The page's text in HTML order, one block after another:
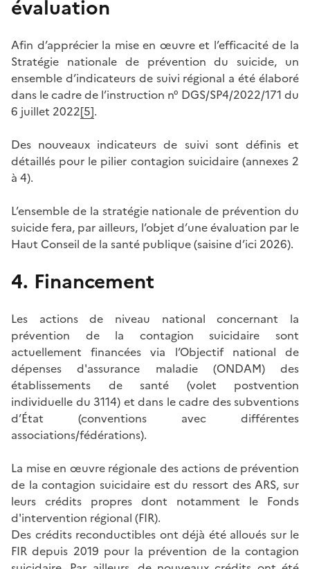
évaluation
Afin d’apprécier la mise en œuvre et l’efficacité de la
Stratégie nationale de prévention du suicide, un
ensemble d’indicateurs de suivi régional a été élaboré
dans le cadre de l’instruction n° DGS/SP4/2022/171 du
6 juillet 2022[5].
Des nouveaux indicateurs de suivi sont définis et
détaillés pour le pilier contagion suicidaire (annexes 2
à 4).
L’ensemble de la stratégie nationale de prévention du
suicide fera, par ailleurs, l’objet d’une évaluation par le
Haut Conseil de la santé publique (saisine d’ici 2026).
4. Financement
Les actions de niveau national concernant la
prévention de la contagion suicidaire sont
actuellement financées via l’Objectif national de
dépenses d'assurance maladie (ONDAM) des
établissements de santé (volet postvention
individuelle du 3114) et dans le cadre des subventions
d’État (conventions avec différentes
associations/fédérations).
La mise en œuvre régionale des actions de prévention
de la contagion suicidaire est du ressort des ARS, sur
leurs crédits propres dont notamment le Fonds
d'intervention régional (FIR).
Des crédits reconductibles ont déjà été alloués sur le
FIR depuis 2019 pour la prévention de la contagion